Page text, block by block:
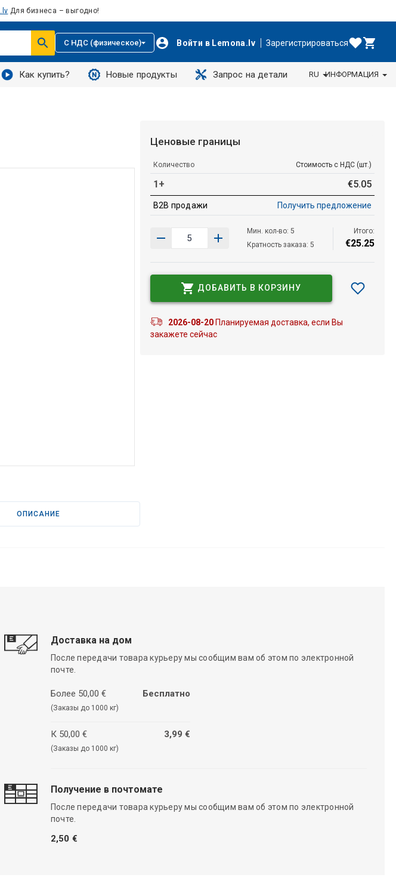
Для бизнеса – выгодно!
С НДС (физическое) Войти в Lemona.lv Зарегистрироваться
Как купить? Новые продукты Запрос на детали RU ИНФОРМАЦИЯ
ОПИСАНИЕ
Ценовые границы
Количество Стоимость с НДС (шт.)
1+ €5.05
B2B продажи Получить предложение
Мин. кол-во: 5
Кратность заказа: 5
Итого:
€25.25
ДОБАВИТЬ В КОРЗИНУ
2026-08-20Планируемая доставка, если Вы
закажете сейчас
Доставка на дом
После передачи товара курьеру мы сообщим вам об этом по электронной
почте.
Более 50,00 €
(Заказы до 1000 кг)
Бесплатно
К 50,00 €
(Заказы до 1000 кг)
3,99 €
Получение в почтомате
После передачи товара курьеру мы сообщим вам об этом по электронной
почте.
2,50 €